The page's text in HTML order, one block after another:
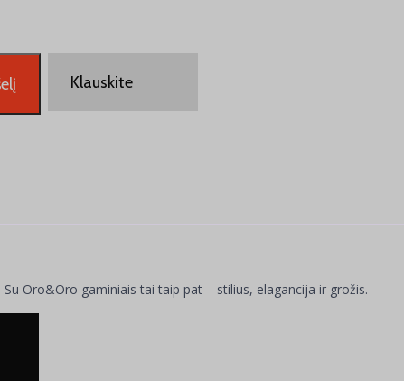
Klauskite
Oro&Oro gaminiais tai taip pat – stilius, elagancija ir grožis.